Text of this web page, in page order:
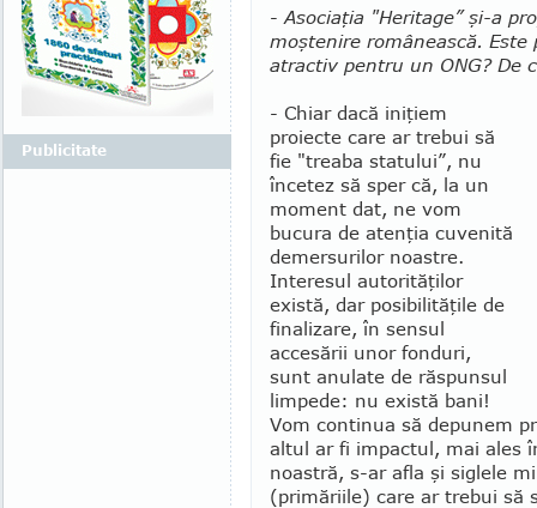
- Asociaţia "Heritage” şi-a
moştenire românească.
atractiv pentru un ONG? De
- Chiar dacă iniţiem
proiecte care ar trebui să
fie "treaba statului”, nu
încetez să sper că, la un
moment dat, ne vom
bucura de atenţia cuvenită
demersurilor noastre.
Interesul autorităţilor
există, dar posibilităţile de
finalizare, în sensul
accesării unor fonduri,
sunt anu­late de răspunsul
limpede: nu există bani!
Vom con­tinua să depunem
altul ar fi impactul, mai ales
noastră, s-ar afla şi siglele
(primăriile) care ar trebui să
Publicitate